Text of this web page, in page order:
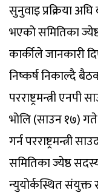
सुनुवाइ प्रक्रिया
भएको समितिका
कार्कीले जानकारी
निष्कर्ष निकाल्दै
परराष्ट्रमन्त्री
भोलि (साउन १७)
गर्न परराष्ट्रमन्त्री
समितिका ज्येष्ठ
न्युयोर्कस्थित संयुक्त